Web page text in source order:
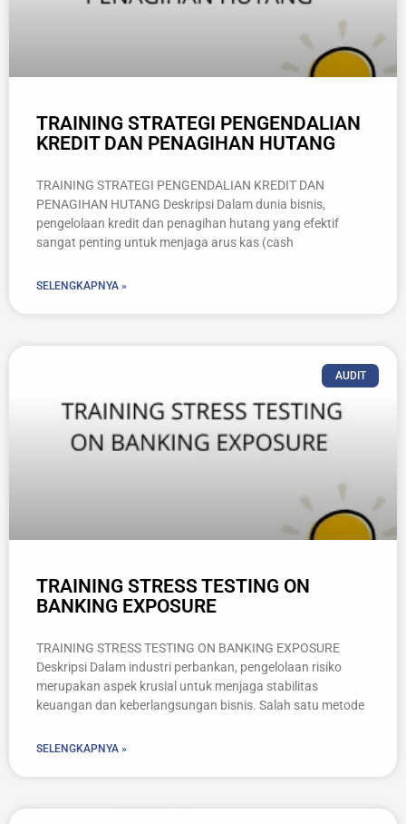
TRAINING STRATEGI PENGENDALIAN
KREDIT DAN PENAGIHAN HUTANG
TRAINING STRATEGI PENGENDALIAN KREDIT DAN
PENAGIHAN HUTANG Deskripsi Dalam dunia bisnis,
pengelolaan kredit dan penagihan hutang yang efektif
sangat penting untuk menjaga arus kas (cash
SELENGKAPNYA »
AUDIT
TRAINING STRESS TESTING ON
BANKING EXPOSURE
TRAINING STRESS TESTING ON BANKING EXPOSURE
Deskripsi Dalam industri perbankan, pengelolaan risiko
merupakan aspek krusial untuk menjaga stabilitas
keuangan dan keberlangsungan bisnis. Salah satu metode
SELENGKAPNYA »